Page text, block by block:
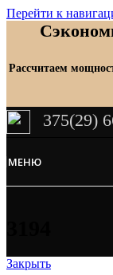
Перейти к
Рассчитаем
375(29)
МЕНЮ
Закрыть